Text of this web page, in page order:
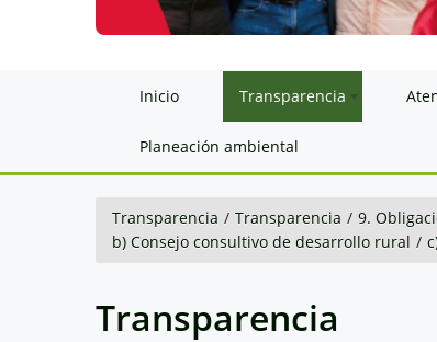
Inicio Transparencia
Planeación ambiental
Transparencia / Transparencia / 9.
b) Consejo consultivo de desarrollo rural /
Transparencia